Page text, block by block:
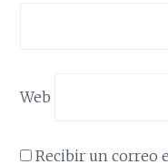
Web
Recibir un correo